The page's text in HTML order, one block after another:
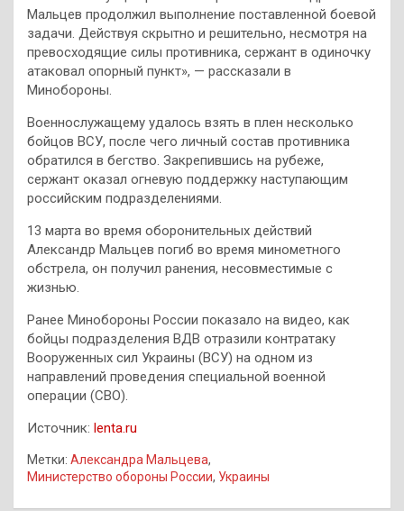
Мальцев продолжил выполнение поставленной боевой
задачи. Действуя скрытно и решительно, несмотря на
превосходящие силы противника, сержант в одиночку
атаковал опорный пункт», — рассказали в
Минобороны.
Военнослужащему удалось взять в плен несколько
бойцов ВСУ, после чего личный состав противника
обратился в бегство. Закрепившись на рубеже,
сержант оказал огневую поддержку наступающим
российским подразделениями.
13 марта во время оборонительных действий
Александр Мальцев погиб во время минометного
обстрела, он получил ранения, несовместимые с
жизнью.
Ранее Минобороны России показало на видео, как
бойцы подразделения ВДВ отразили контратаку
Вооруженных сил Украины (ВСУ) на одном из
направлений проведения специальной военной
операции (СВО).
Источник: lenta.ru
Метки: Александра Мальцева,
Министерство обороны России, Украины